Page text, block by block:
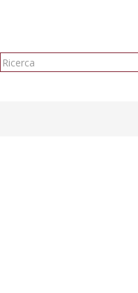
Form